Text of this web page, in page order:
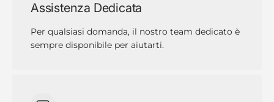
Assistenza Dedicata
Per qualsiasi domanda, il nostro team dedicato è
sempre disponibile per aiutarti.